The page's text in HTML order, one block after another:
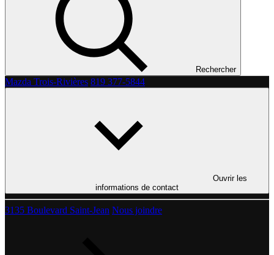
Rechercher
Mazda Trois-Rivières 819 377-5844
Ouvrir les
informations de contact
3135 Boulevard Saint-Jean Nous joindre